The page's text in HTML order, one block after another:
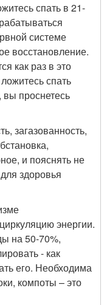
спать в 21-
системе
восстановление.
как раз в это
спать
проснетесь
загазованность,
и пояснять не
здоровья
энергии.
на 50-70%,
- как
его. Необходима
компоты – это